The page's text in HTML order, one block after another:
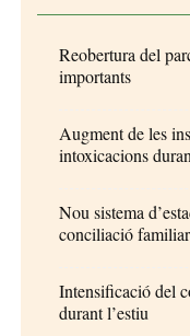
Reobertura del
importants
Augment de les
intoxicacions
Nou sistema
conciliació familiar
Intensificació del
durant l’estiu